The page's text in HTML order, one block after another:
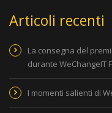
Articoli recenti
La consegna del
durante WeChangeIT
I momenti salienti di